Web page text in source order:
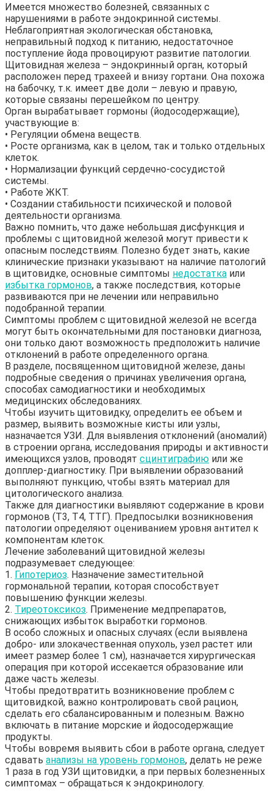
Имеется множество болезней, связанных с
нарушениями в работе эндокринной системы.
Неблагоприятная экологическая обстановка,
неправильный подход к питанию, недостаточное
поступление йода провоцируют развитие патологии.
Щитовидная железа – эндокринный орган, который
расположен перед трахеей и внизу гортани. Она похожа
на бабочку, т.к. имеет две доли – левую и правую,
которые связаны перешейком по центру.
Орган вырабатывает гормоны (йодосодержащие),
участвующие в:
• Регуляции обмена веществ.
• Росте организма, как в целом, так и только отдельных
клеток.
• Нормализации функций сердечно-сосудистой
системы.
• Работе ЖКТ.
• Создании стабильности психической и половой
деятельности организма.
Важно помнить, что даже небольшая дисфункция и
проблемы с щитовидной железой могут привести к
опасным последствиям. Полезно будет знать, какие
клинические признаки указывают на наличие патологий
в щитовидке, основные симптомы недостатка или
избытка гормонов, а также последствия, которые
развиваются при не лечении или неправильно
подобранной терапии.
Симптомы проблем с щитовидной железой не всегда
могут быть окончательными для постановки диагноза,
они только дают возможность предположить наличие
отклонений в работе определенного органа.
В разделе, посвященном щитовидной железе, даны
подробные сведения о причинах увеличения органа,
способах самодиагностики и необходимых
медицинских обследованиях.
Чтобы изучить щитовидку, определить ее объем и
размер, выявить возможные кисты или узлы,
назначается УЗИ. Для выявления отклонений (аномалий)
в строении органа, исследования природы и активности
имеющихся узлов, проводят сцинтиграфию или же
допплер-диагностику. При выявлении образований
выполняют пункцию, чтобы взять материал для
цитологического анализа.
Также для диагностики выявляют содержание в крови
гормонов (Т3, Т4, ТТГ). Предпосылки возникновения
патологии определяют оцениванием уровня антител к
компонентам клеток.
Лечение заболеваний щитовидной железы
подразумевает следующее:
1. Гипотериоз. Назначение заместительной
гормональной терапии, которая способствует
повышению функции железы.
2. Тиреотоксикоз. Применение медпрепаратов,
снижающих избыток выработки гормонов.
В особо сложных и опасных случаях (если выявлена
добро- или злокачественная опухоль, узел растет или
имеет размер более 1 см), назначается хирургическая
операция при которой иссекается образование или
даже часть железы.
Чтобы предотвратить возникновение проблем с
щитовидкой, важно контролировать свой рацион,
сделать его сбалансированным и полезным. Важно
включать в питание морские и йодосодержащие
продукты.
Чтобы вовремя выявить сбои в работе органа, следует
сдавать анализы на уровень гормонов, делать не реже
1 раза в год УЗИ щитовидки, а при первых болезненных
симптомах – обращаться к эндокринологу.